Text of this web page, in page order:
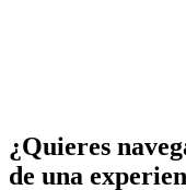
¿Quieres
de una